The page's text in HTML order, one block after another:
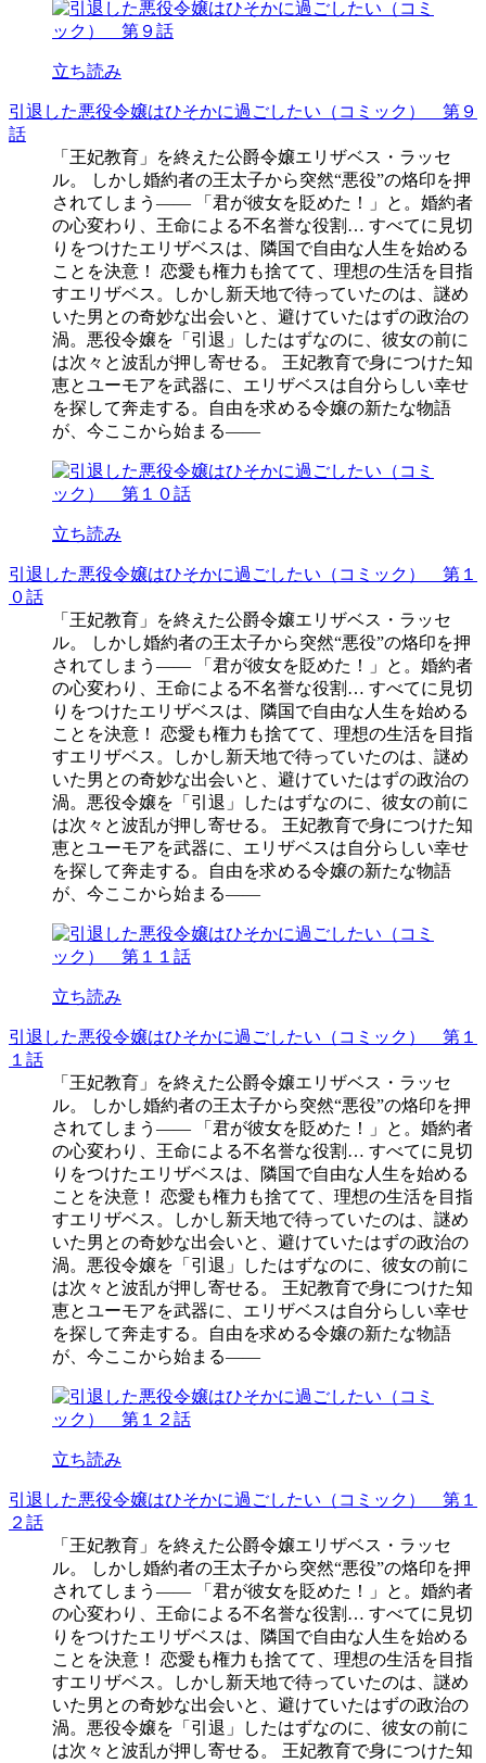
立ち読み
引退した悪役令嬢はひそかに過ごしたい（コミック） 第９
話
「王妃教育」を終えた公爵令嬢エリザベス・ラッセ
ル。 しかし婚約者の王太子から突然“悪役”の烙印を押
されてしまう―― 「君が彼女を貶めた！」と。婚約者
の心変わり、王命による不名誉な役割… すべてに見切
りをつけたエリザベスは、隣国で自由な人生を始める
ことを決意！ 恋愛も権力も捨てて、理想の生活を目指
すエリザベス。しかし新天地で待っていたのは、謎め
いた男との奇妙な出会いと、避けていたはずの政治の
渦。悪役令嬢を「引退」したはずなのに、彼女の前に
は次々と波乱が押し寄せる。 王妃教育で身につけた知
恵とユーモアを武器に、エリザベスは自分らしい幸せ
を探して奔走する。自由を求める令嬢の新たな物語
が、今ここから始まる――
立ち読み
引退した悪役令嬢はひそかに過ごしたい（コミック） 第１
０話
「王妃教育」を終えた公爵令嬢エリザベス・ラッセ
ル。 しかし婚約者の王太子から突然“悪役”の烙印を押
されてしまう―― 「君が彼女を貶めた！」と。婚約者
の心変わり、王命による不名誉な役割… すべてに見切
りをつけたエリザベスは、隣国で自由な人生を始める
ことを決意！ 恋愛も権力も捨てて、理想の生活を目指
すエリザベス。しかし新天地で待っていたのは、謎め
いた男との奇妙な出会いと、避けていたはずの政治の
渦。悪役令嬢を「引退」したはずなのに、彼女の前に
は次々と波乱が押し寄せる。 王妃教育で身につけた知
恵とユーモアを武器に、エリザベスは自分らしい幸せ
を探して奔走する。自由を求める令嬢の新たな物語
が、今ここから始まる――
立ち読み
引退した悪役令嬢はひそかに過ごしたい（コミック） 第１
１話
「王妃教育」を終えた公爵令嬢エリザベス・ラッセ
ル。 しかし婚約者の王太子から突然“悪役”の烙印を押
されてしまう―― 「君が彼女を貶めた！」と。婚約者
の心変わり、王命による不名誉な役割… すべてに見切
りをつけたエリザベスは、隣国で自由な人生を始める
ことを決意！ 恋愛も権力も捨てて、理想の生活を目指
すエリザベス。しかし新天地で待っていたのは、謎め
いた男との奇妙な出会いと、避けていたはずの政治の
渦。悪役令嬢を「引退」したはずなのに、彼女の前に
は次々と波乱が押し寄せる。 王妃教育で身につけた知
恵とユーモアを武器に、エリザベスは自分らしい幸せ
を探して奔走する。自由を求める令嬢の新たな物語
が、今ここから始まる――
立ち読み
引退した悪役令嬢はひそかに過ごしたい（コミック） 第１
２話
「王妃教育」を終えた公爵令嬢エリザベス・ラッセ
ル。 しかし婚約者の王太子から突然“悪役”の烙印を押
されてしまう―― 「君が彼女を貶めた！」と。婚約者
の心変わり、王命による不名誉な役割… すべてに見切
りをつけたエリザベスは、隣国で自由な人生を始める
ことを決意！ 恋愛も権力も捨てて、理想の生活を目指
すエリザベス。しかし新天地で待っていたのは、謎め
いた男との奇妙な出会いと、避けていたはずの政治の
渦。悪役令嬢を「引退」したはずなのに、彼女の前に
は次々と波乱が押し寄せる。 王妃教育で身につけた知